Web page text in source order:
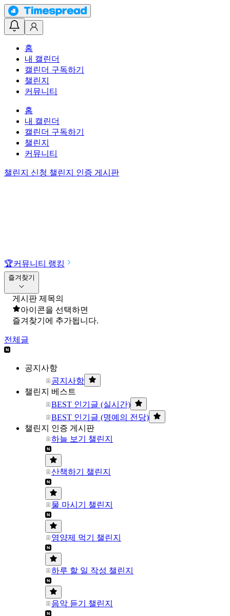
홈
내 캘린더
캘린더 구독하기
챌린지
커뮤니티
홈
내 캘린더
캘린더 구독하기
챌린지
커뮤니티
챌린지 신청 챌린지 인증 게시판
🏆커뮤니티 랭킹
즐겨찾기
게시판 제목의
아이콘을 선택하면
즐겨찾기에 추가됩니다.
전체글
공지사항
공지사항
챌린지 베스트
BEST 인기글 (실시간)
BEST 인기글 (명예의 전당)
챌린지 인증 게시판
하늘 보기 챌린지
산책하기 챌린지
물 마시기 챌린지
영양제 먹기 챌린지
하루 할 일 작성 챌린지
음악 듣기 챌린지